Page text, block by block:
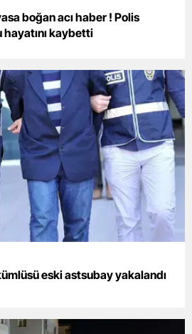
Çankırı
Çorum
Denizli
Diyarbakır
Edirne
Elazığ
Erzincan
Erzurum
boğan acı haber ! Polis
kaybetti
eski astsubay yakalandı